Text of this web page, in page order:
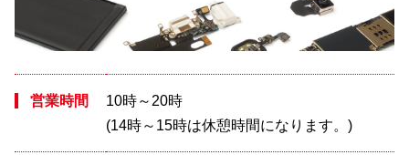
営業時間
10時～20時
(14時～15時は休憩時間になります。)